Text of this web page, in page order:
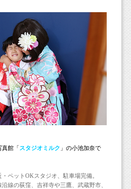
真館「 スタジオミルク 」の小池加奈で
・ペットOKスタジオ、駐車場完備。
線の荻窪、吉祥寺や三鷹、武蔵野市、